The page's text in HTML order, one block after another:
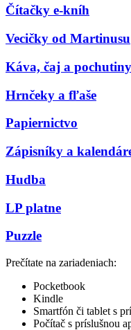
Čítačky e-kníh
Vecičky od Martinusu
Káva, čaj a pochutiny
Hrnčeky a fľaše
Papiernictvo
Zápisníky a
Hudba
LP platne
Puzzle
Prečítate na zariadeniach:
Pocketbook
Kindle
Smartfón či tablet s
Počítač s príslušnou